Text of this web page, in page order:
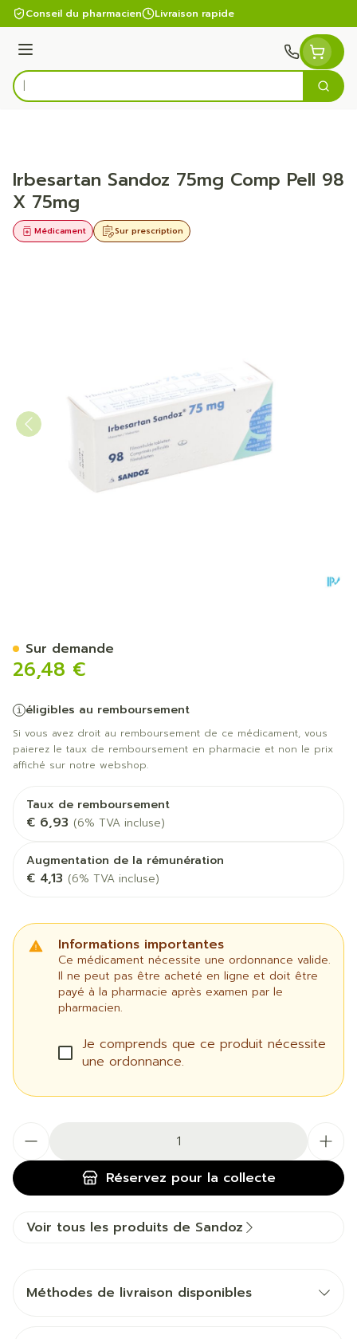
Aller au contenu
Conseil du pharmacien Livraison rapide
Menu
Rechercher
Irbesartan Sandoz 75mg Comp Pell 98
X 75mg
Sur prescription
Médicament
26,48 €
éligibles au remboursement
Si vous avez droit au remboursement de ce médicament, vous
paierez le taux de remboursement en pharmacie et non le prix
affiché sur notre webshop.
Taux de remboursement
€ 6,93 (6% TVA incluse)
Augmentation de la rémunération
€ 4,13 (6% TVA incluse)
Informations importantes
Ce médicament nécessite une ordonnance valide.
Il ne peut pas être acheté en ligne et doit être
payé à la pharmacie après examen par le
pharmacien.
Je comprends que ce produit nécessite
une ordonnance.
Réservez pour la collecte
Sur demande
Voir tous les produits de Sandoz
Méthodes de livraison disponibles